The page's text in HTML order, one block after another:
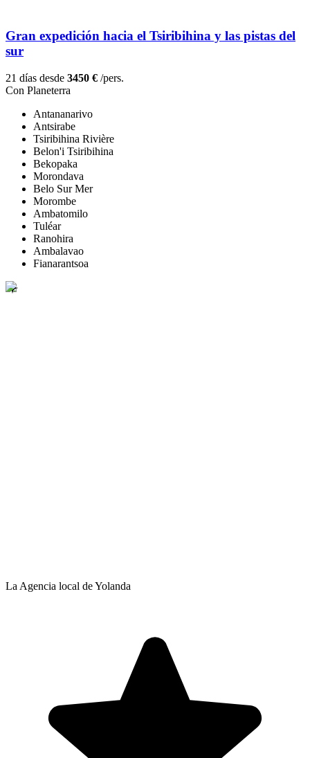
Gran expedición hacia el Tsiribihina y las pistas del
sur
21 días desde 3450 € /pers.
Con Planeterra
Antananarivo
Antsirabe
Tsiribihina Rivière
Belon'i Tsiribihina
Bekopaka
Morondava
Belo Sur Mer
Morombe
Ambatomilo
Tuléar
Ranohira
Ambalavao
Fianarantsoa
La Agencia local de Yolanda